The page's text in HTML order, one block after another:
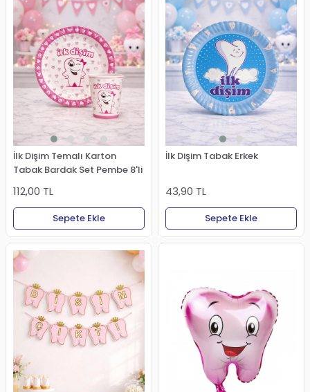
İlk Dişim Temalı Karton
Tabak Bardak Set Pembe 8'li
112,00 TL
Sepete Ekle
İlk Dişim Tabak Erkek
43,90 TL
Sepete Ekle